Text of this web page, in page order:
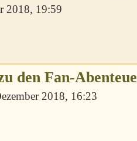
2018, 19:59
den Fan-
2018, 16:23